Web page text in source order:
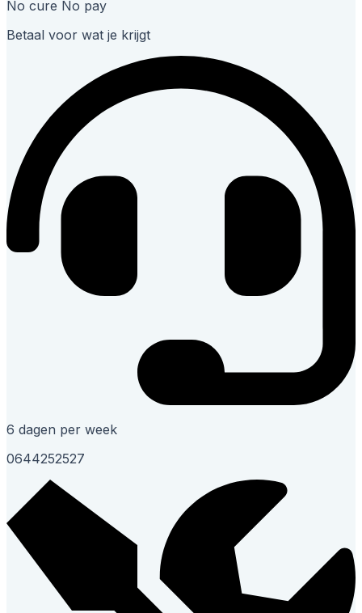
No cure No pay
Betaal voor wat je krijgt
6 dagen per week
0644252527